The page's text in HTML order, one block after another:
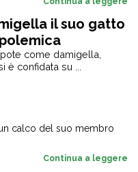
il suo gatto
come damigella,
confidata su ...
Continua a leggere